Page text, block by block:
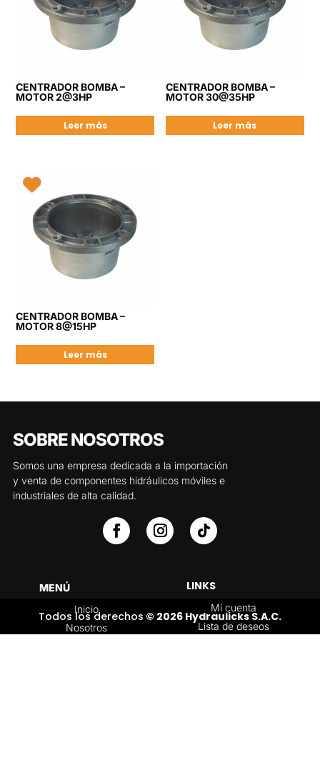
CENTRADOR BOMBA –
MOTOR 2@3HP
Leer más
CENTRADOR BOMBA –
MOTOR 30@35HP
Leer más
CENTRADOR BOMBA –
MOTOR 8@15HP
Leer más
SOBRE NOSOTROS
Somos una empresa dedicada a la importación
y venta de componentes hidráulicos móviles e
industriales de alta calidad.
MENÚ
Inicio
Nosotros
LINKS
Mi cuenta
Lista de deseos
Todos los derechos © 2026 Hydraulicks S.A.C.